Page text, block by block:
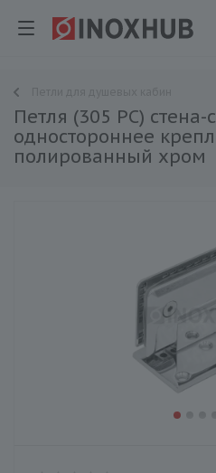
Петля (305 PC) стена-
одностороннее
полированный хром